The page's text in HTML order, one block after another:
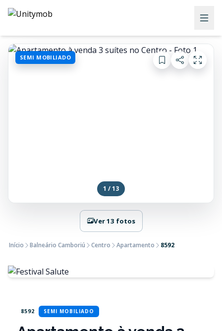
SEMI MOBILIADO
1 / 13
Ver 13 fotos
Início Balneário Camboriú Centro Apartamento 8592
8592 SEMI MOBILIADO